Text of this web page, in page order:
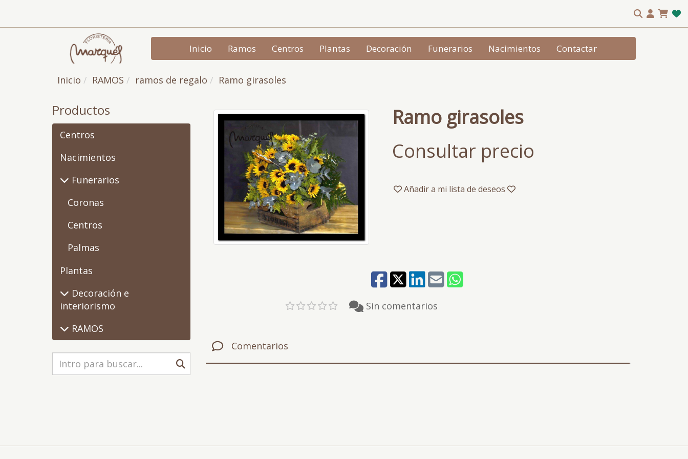
Inicio Ramos Centros Plantas Decoración Funerarios Nacimientos Contactar
Inicio RAMOS ramos de regalo Ramo girasoles
Productos
Centros
Nacimientos
Funerarios
Coronas
Centros
Palmas
Plantas
Decoración e
interiorismo
RAMOS
Ramo girasoles
Consultar precio
Añadir a mi lista de deseos
Sin comentarios
Comentarios